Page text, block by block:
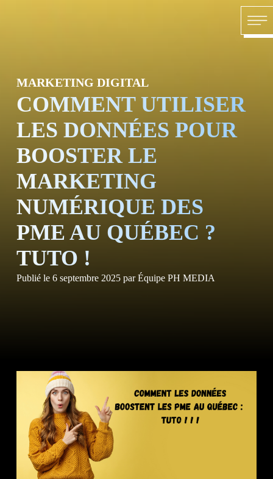
À
NOS
NOS
MARKETING DIGITAL
COMMENT UTILISER
LES DONNÉES POUR
BOOSTER LE
MARKETING
NUMÉRIQUE DES
PME AU QUÉBEC ?
TUTO !
Publié le 6 septembre 2025 par Équipe PH MEDIA